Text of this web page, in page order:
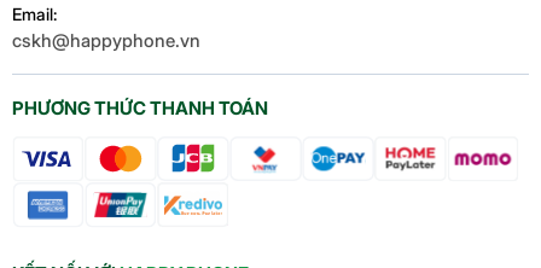
PHƯƠNG THỨC THANH TOÁN
Email:
cskh@happyphone.vn